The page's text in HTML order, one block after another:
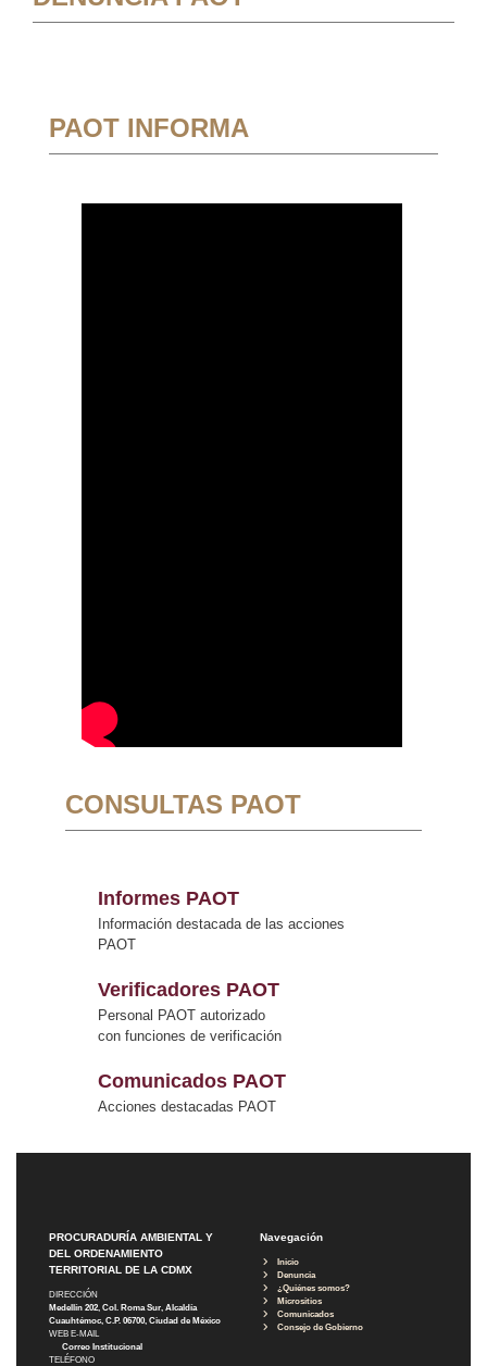
PAOT INFORMA
CONSULTAS PAOT
Informes PAOT
Información destacada de las acciones
PAOT
Verificadores PAOT
Personal PAOT autorizado
con funciones de verificación
Comunicados PAOT
Acciones destacadas PAOT
PROCURADURÍA AMBIENTAL Y
DEL ORDENAMIENTO
TERRITORIAL DE LA CDMX
DIRECCIÓN
Medellín 202, Col. Roma Sur, Alcaldía
Cuauhtémoc, C.P. 06700, Ciudad de México
WEB E-MAIL
Correo Institucional
TELÉFONO
Navegación
Inicio
Denuncia
¿Quiénes somos?
Micrositios
Comunicados
Consejo de Gobierno